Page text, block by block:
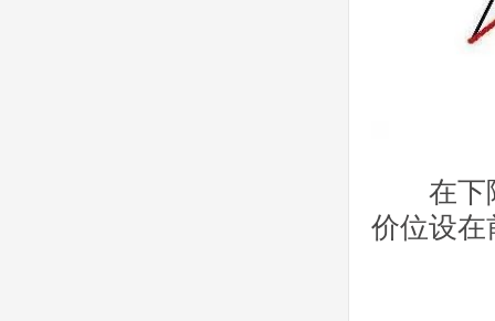
在下降
价位设在